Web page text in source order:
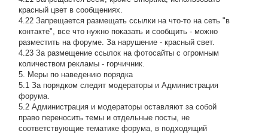
красный цвет в сообщениях.
4.22 Запрещается размещать ссылки на что-то на сеть "в
контакте", все что нужно показать и сообщить - можно
разместить на форуме. За нарушение - красный свет.
4.23 За размещение ссылок на фотосайты с огромным
количеством рекламы - горчичник.
5. Меры по наведению порядка
5.1 За порядком следят модераторы и Администрация
форума.
5.2 Администрация и модераторы оставляют за собой
право переносить темы и отдельные посты, не
соответствующие тематике форума, в подходящий